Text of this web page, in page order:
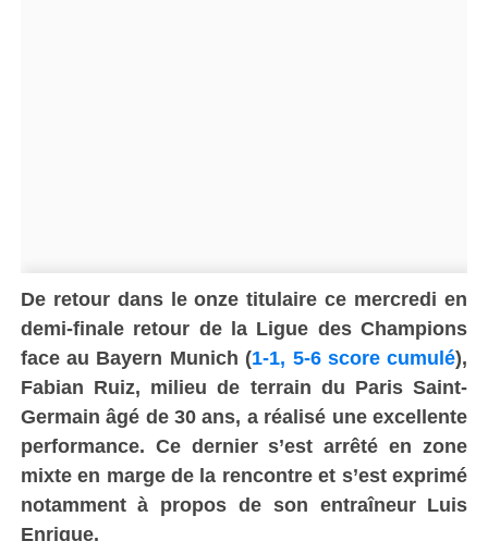
De retour dans le onze titulaire ce mercredi en
demi-finale retour de la Ligue des Champions
face au Bayern Munich (1-1, 5-6 score cumulé),
Fabian Ruiz, milieu de terrain du Paris Saint-
Germain âgé de 30 ans, a réalisé une excellente
performance. Ce dernier s’est arrêté en zone
mixte en marge de la rencontre et s’est exprimé
notamment à propos de son entraîneur Luis
Enrique.